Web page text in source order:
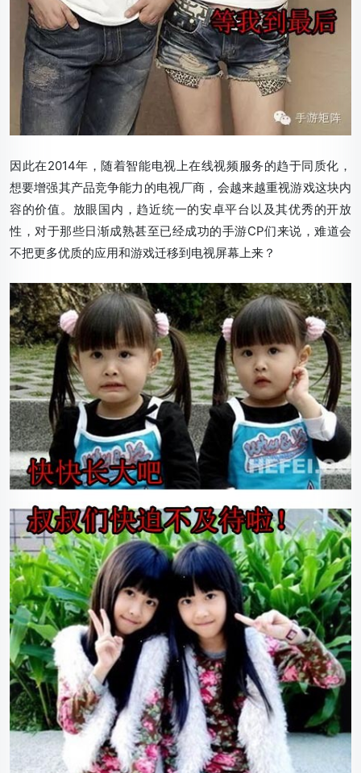
因此在2014年，随着智能电视上在线视频服务的趋于同质化，
想要增强其产品竞争能力的电视厂商，会越来越重视游戏这块内
容的价值。放眼国内，趋近统一的安卓平台以及其优秀的开放
性，对于那些日渐成熟甚至已经成功的手游CP们来说，难道会
不把更多优质的应用和游戏迁移到电视屏幕上来？